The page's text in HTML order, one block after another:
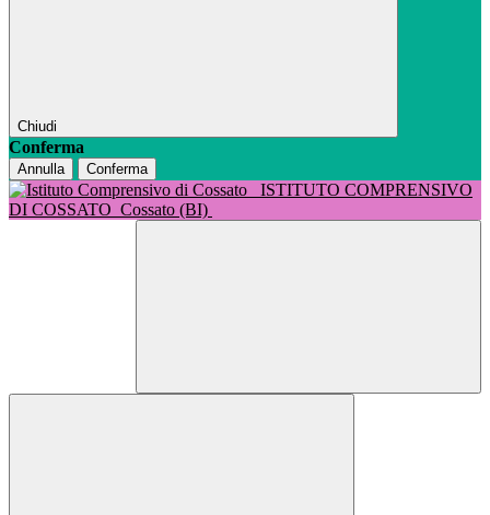
Chiudi
Conferma
Annulla Conferma
ISTITUTO COMPRENSIVO
DI COSSATO Cossato (BI)